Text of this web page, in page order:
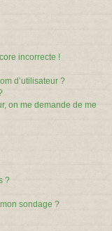
incorrecte !
d’utilisateur ?
on me demande de me
?
sondage ?